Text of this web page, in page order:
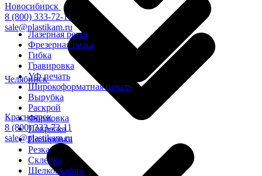
Челябинск
Новосибирск
8 (800) 333-72-11
sale@plastikam.ru
Красноярск
8 (800) 333-72-11
sale@plastikam.ru
Лазерная резка
Фрезерная резка
Гибка
Гравировка
УФ печать
Широкоформатная печать
Вырубка
Раскрой
Формовка
Покраска
Полировка
Резка
Склейка
Шелкография